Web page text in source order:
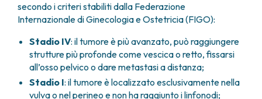
secondo i criteri stabiliti dalla Federazione
Internazionale di Ginecologia e Ostetricia (FIGO):
Stadio IV: il tumore è più avanzato, può raggiungere
strutture più profonde come vescica o retto, fissarsi
all’osso pelvico o dare metastasi a distanza;
Stadio I: il tumore è localizzato esclusivamente nella
vulva o nel perineo e non ha raggiunto i linfonodi;